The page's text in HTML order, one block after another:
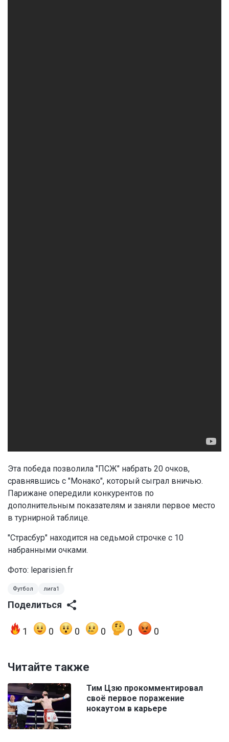
Эта победа позволила "ПСЖ" набрать 20 очков,
сравнявшись с "Монако", который сыграл вничью.
Парижане опередили конкурентов по
дополнительным показателям и заняли первое место
в турнирной таблице.
"Страсбур" находится на седьмой строчке с 10
набранными очками.
Фото: leparisien.fr
Футбол лига1
Поделиться
1 0 0 0 0 0
Читайте также
Тим Цзю прокомментировал
своё первое поражение
нокаутом в карьере